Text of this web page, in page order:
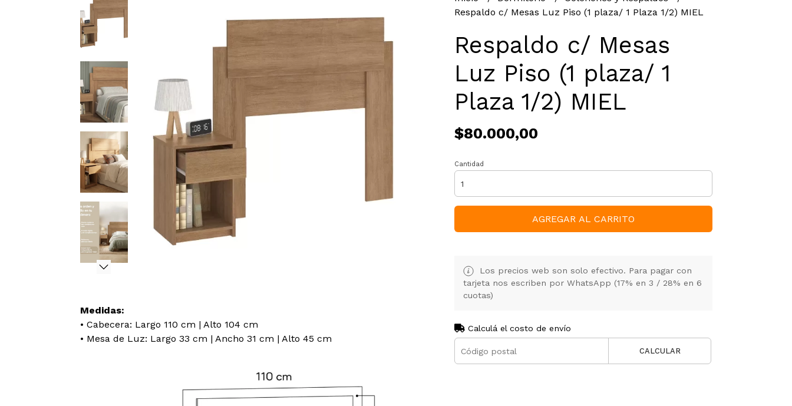
Medidas:
• Cabecera: Largo 110 cm | Alto 104 cm
• Mesa de Luz: Largo 33 cm | Ancho 31 cm | Alto 45 cm
Respaldo c/ Mesas Luz Piso (1 plaza/ 1 Plaza 1/2) MIEL
Respaldo c/ Mesas
Luz Piso (1 plaza/ 1
Plaza 1/2) MIEL
$80.000,00
Cantidad
AGREGAR AL CARRITO
Los precios web son solo efectivo. Para pagar con
tarjeta nos escriben por WhatsApp (17% en 3 / 28% en 6
cuotas)
Calculá el costo de envío
CALCULAR